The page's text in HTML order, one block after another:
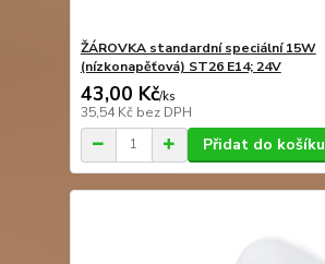
ŽÁROVKA standardní speciální 15W
(nízkonapěťová) ST26 E14; 24V
43,00 Kč/ks
35,54 Kč bez DPH
Přidat do košíku